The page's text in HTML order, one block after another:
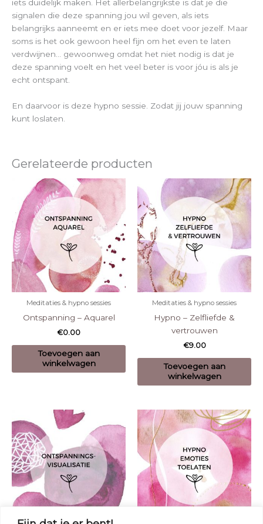
iets duidelijk maken. Het allerbelangrijkste is dat je die
signalen die deze spanning jou wil geven, als iets
belangrijks aanneemt en er iets mee doet voor jezelf. Maar
soms is het ook gewoon heel fijn om het even te laten
verdwijnen… gewoonweg omdat het niet nodig is dat je
deze spanning voelt en het veel beter is voor jóu is als je
echt ontspant.
En daarvoor is deze hypno sessie. Zodat jij jouw spanning
kunt loslaten.
Gerelateerde producten
Meditaties & hypno sessies
Ontspanning – Aquarel
€0.00
Toevoegen aan
winkelwagen
Meditaties & hypno sessies
Hypno – Zelfliefde &
vertrouwen
€9.00
Toevoegen aan
winkelwagen